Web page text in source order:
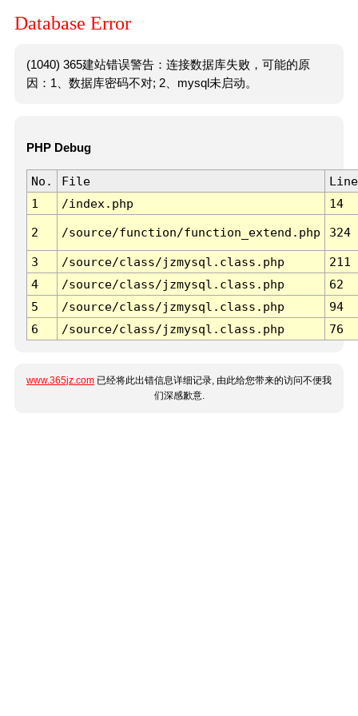
Database Error
(1040) 365建站错误警告：连接数据库失败，可能的原
因：1、数据库密码不对; 2、mysql未启动。
PHP Debug
No. File
Line
1
/index.php 14
2 /source/function/function_extend.php 324
3 /source/class/jzmysql.class.php
211
4
/source/class/jzmysql.class.php
62
5
/source/class/jzmysql.class.php
94
6
/source/class/jzmysql.class.php 76
www.365jz.com 已经将此出错信息详细记录, 由此给您带来的访问不便我
们深感歉意.